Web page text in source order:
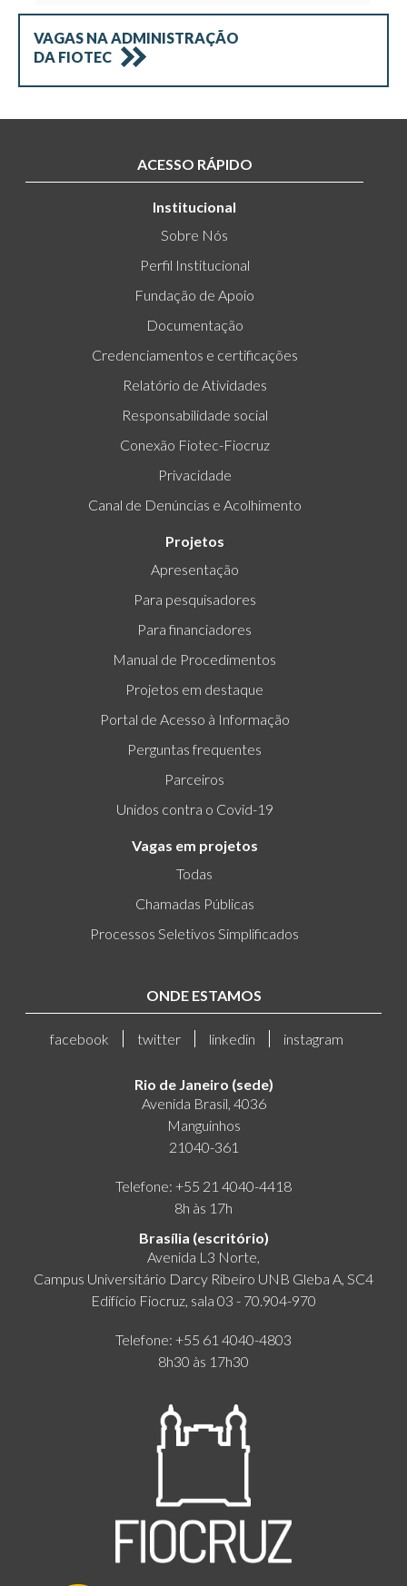
VAGAS NAADMINISTRAÇÃO
DA FIOTEC
ACESSO RÁPIDO
Institucional
Sobre Nós
Perfil Institucional
Fundação de Apoio
Documentação
Credenciamentos e certificações
Relatório de Atividades
Responsabilidade social
Conexão Fiotec-Fiocruz
Privacidade
Canal de Denúncias e Acolhimento
Projetos
Apresentação
Para pesquisadores
Para financiadores
Manual de Procedimentos
Projetos em destaque
Portal de Acesso à Informação
Perguntas frequentes
Parceiros
Unidos contra o Covid-19
Vagas em projetos
Todas
Chamadas Públicas
Processos Seletivos Simplificados
ONDE ESTAMOS
facebook twitter linkedin instagram
Rio de Janeiro (sede)
Avenida Brasil, 4036
Manguinhos
21040-361
Telefone: +55 21 4040-4418
8h às 17h
Brasília (escritório)
Avenida L3 Norte,
Campus Universitário Darcy Ribeiro UNB Gleba A, SC4
Edifício Fiocruz, sala 03 - 70.904-970
Telefone: +55 61 4040-4803
8h30 às 17h30